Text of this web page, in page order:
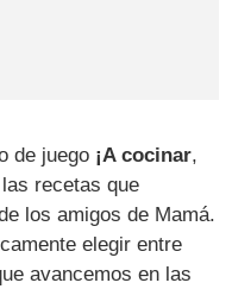
de juego ¡A cocinar,
recetas que
los amigos de Mamá.
elegir entre
avancemos en las